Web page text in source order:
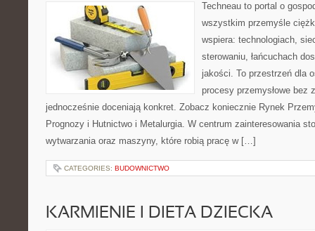
Techneau to portal o
wszystkim przemyśle
wspiera: technologiach,
sterowaniu, łańcuchach
jakości. To przestrzeń dla
procesy przemysłowe bez
jednocześnie doceniają konkret. Zobacz koniecznie Rynek
Prognozy i Hutnictwo i Metalurgia. W centrum zainteresowania
wytwarzania oraz maszyny, które robią pracę w […]
CATEGORIES: BUDOWNICTWO
KARMIENIE I DIETA DZIECKA